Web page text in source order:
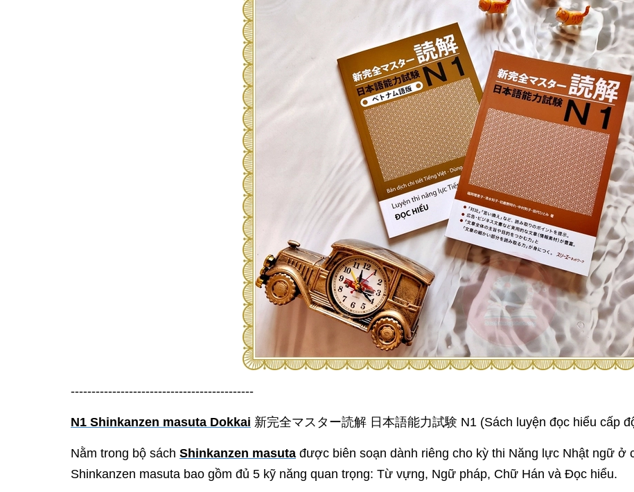
--------------------------------------------
N1 Shinkanzen masuta Dokkai 新完全マスター読解 日本語能力試験 N1 (Sách luyện đọc hiểu cấp
Nằm trong bộ sách Shinkanzen masuta được biên soạn dành riêng cho kỳ thi Năng lực Nhật ngữ ở
Shinkanzen masuta bao gồm đủ 5 kỹ năng quan trọng: Từ vựng, Ngữ pháp, Chữ Hán và Đọc hiểu.